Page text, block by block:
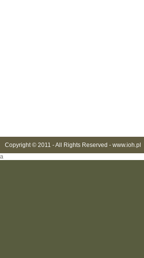
Copyright © 2011 - All Rights Reserved - www.ioh.pl
a